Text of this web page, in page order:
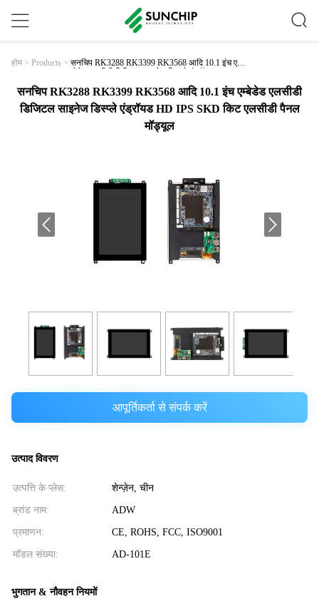
होम > Products > सनचिप RK3288 RK3399 RK3568 आदि 10.1 इंच ए
म्बेडेड एलसीडी डिजिटल साइनेज डिस्प्ले एंड्रॉयड HD IPS S
सनचिप RK3288 RK3399 RK3568 आदि 10.1 इंच एम्बेडेड एलसीडी
डिजिटल साइनेज डिस्प्ले एंड्रॉयड HD IPS SKD किट एलसीडी पैनल
मॉड्यूल
आपूर्तिकर्ता से संपर्क करें
उत्पाद विवरण
उत्पत्ति के प्लेस: शेन्ज़ेन, चीन
ब्रांड नाम: ADW
प्रमाणन: CE, ROHS, FCC, ISO9001
मॉडल संख्या: AD-101E
भुगतान & नौवहन नियमों